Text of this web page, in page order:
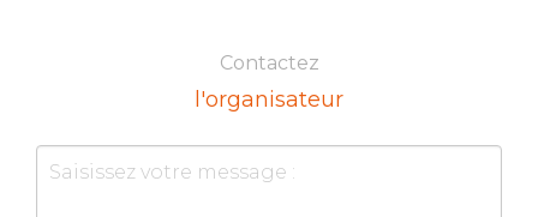
Contactez
l'organisateur